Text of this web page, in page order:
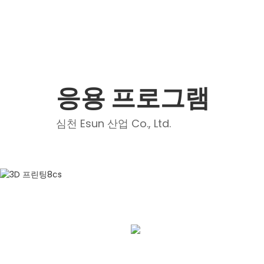
응용 프로그램
심천 Esun 산업 Co., Ltd.